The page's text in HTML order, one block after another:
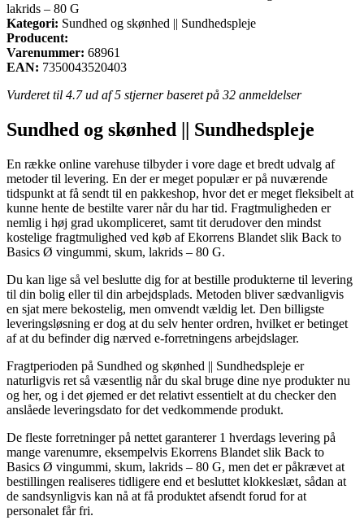
lakrids – 80 G
Kategori: Sundhed og skønhed || Sundhedspleje
Producent:
Varenummer: 68961
EAN: 7350043520403
Vurderet til 4.7ud af 5 stjerner baseret på 32 anmeldelser
Sundhed og skønhed || Sundhedspleje
En række online varehuse tilbyder i vore dage et bredt udvalg af
metoder til levering. En der er meget populær er på nuværende
tidspunkt at få sendt til en pakkeshop, hvor det er meget fleksibelt at
kunne hente de bestilte varer når du har tid. Fragtmuligheden er
nemlig i høj grad ukompliceret, samt tit derudover den mindst
kostelige fragtmulighed ved køb af Ekorrens Blandet slik Back to
Basics Ø vingummi, skum, lakrids – 80 G.
Du kan lige så vel beslutte dig for at bestille produkterne til levering
til din bolig eller til din arbejdsplads. Metoden bliver sædvanligvis
en sjat mere bekostelig, men omvendt vældig let. Den billigste
leveringsløsning er dog at du selv henter ordren, hvilket er betinget
af at du befinder dig nærved e-forretningens arbejdslager.
Fragtperioden på Sundhed og skønhed || Sundhedspleje er
naturligvis ret så væsentlig når du skal bruge dine nye produkter nu
og her, og i det øjemed er det relativt essentielt at du checker den
anslåede leveringsdato for det vedkommende produkt.
De fleste forretninger på nettet garanterer 1 hverdags levering på
mange varenumre, eksempelvis Ekorrens Blandet slik Back to
Basics Ø vingummi, skum, lakrids – 80 G, men det er påkrævet at
bestillingen realiseres tidligere end et besluttet klokkeslæt, sådan at
de sandsynligvis kan nå at få produktet afsendt forud for at
personalet får fri.